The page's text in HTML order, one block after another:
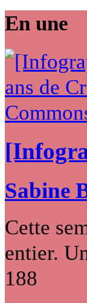
En une
Sabine
Cette
entier.
188